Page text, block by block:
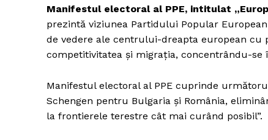
Manifestul electoral al PPE, intitulat
prezintă viziunea Partidului Popular
de vedere ale centrului-dreapta european
competitivitatea și migrația, concentrându-
Manifestul electoral al PPE cuprinde
Schengen pentru Bulgaria și România,
la frontierele terestre cât mai curând posibil”.